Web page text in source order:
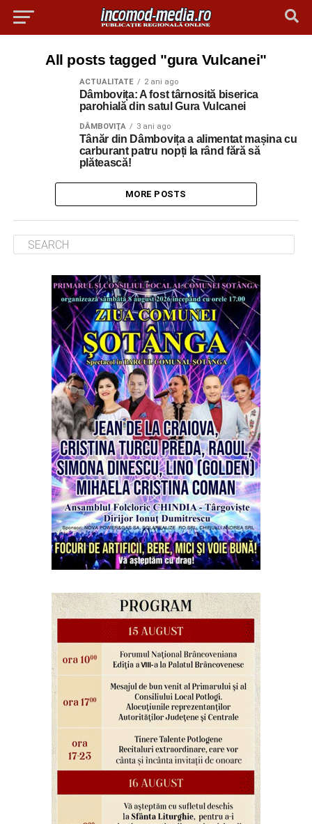
All posts tagged "gura Vulcanei"
ACTUALITATE 2 ani ago
Dâmbovița: A fost târnosită biserica
parohială din satul Gura Vulcanei
DÂMBOVIŢA 3 ani ago
Tânăr din Dâmbovița a alimentat mașina cu
carburant patru nopți la rând fără să
plătească!
MORE POSTS